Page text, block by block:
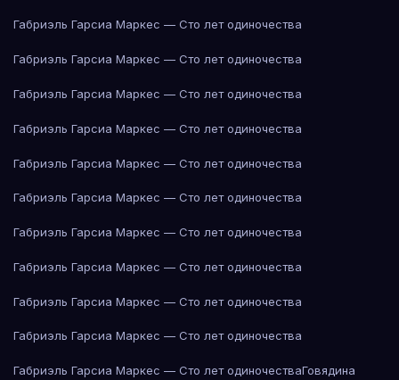
Габриэль Гарсиа Маркес — Сто лет одиночества
Габриэль Гарсиа Маркес — Сто лет одиночества
Габриэль Гарсиа Маркес — Сто лет одиночества
Габриэль Гарсиа Маркес — Сто лет одиночества
Габриэль Гарсиа Маркес — Сто лет одиночества
Габриэль Гарсиа Маркес — Сто лет одиночества
Габриэль Гарсиа Маркес — Сто лет одиночества
Габриэль Гарсиа Маркес — Сто лет одиночества
Габриэль Гарсиа Маркес — Сто лет одиночества
Габриэль Гарсиа Маркес — Сто лет одиночества
Габриэль Гарсиа Маркес — Сто лет одиночестваГовядина